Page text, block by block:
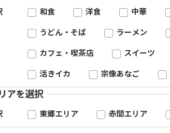
和食 洋食 中華
うどん・そば ラーメン
カフェ・喫茶店 スイーツ
活きイカ 宗像あなご
アを選択
東郷エリア 赤間エリア